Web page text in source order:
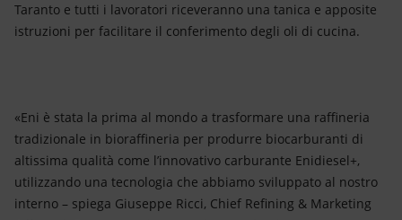
Taranto e tutti i lavoratori riceveranno una tanica e apposite
istruzioni per facilitare il conferimento degli oli di cucina.
«Eni è stata la prima al mondo a trasformare una raffineria
tradizionale in bioraffineria per produrre biocarburanti di
altissima qualità come l’innovativo carburante Enidiesel+,
utilizzando una tecnologia che abbiamo sviluppato al nostro
interno – spiega Giuseppe Ricci, Chief Refining & Marketing